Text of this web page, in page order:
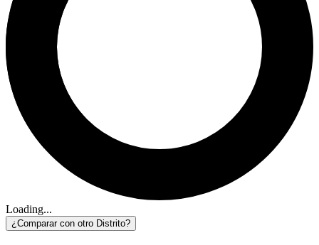
Loading...
¿Comparar con otro Distrito?